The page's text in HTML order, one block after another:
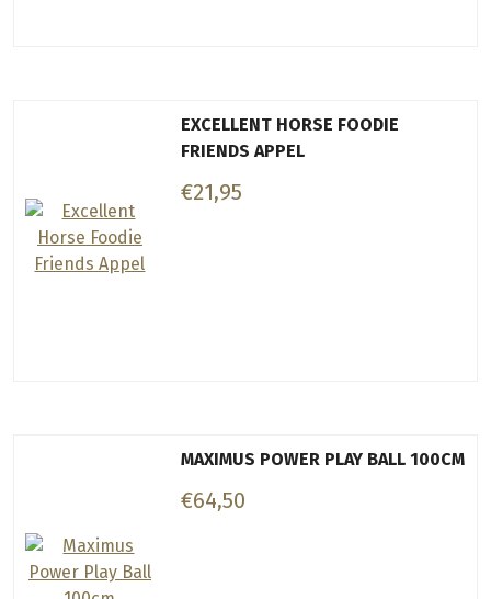
EXCELLENT HORSE FOODIE
FRIENDS APPEL
€21,95
MAXIMUS POWER PLAY BALL 100CM
€64,50